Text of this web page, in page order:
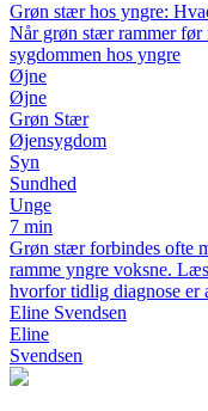
Grøn stær hos yngre:
Når grøn stær rammer før
sygdommen hos yngre
Øjne
Øjne
Grøn Stær
Øjensygdom
Syn
Sundhed
Unge
7 min
Grøn stær forbindes ofte
ramme yngre voksne.
hvorfor tidlig diagnose er
Eline Svendsen
Eline
Svendsen